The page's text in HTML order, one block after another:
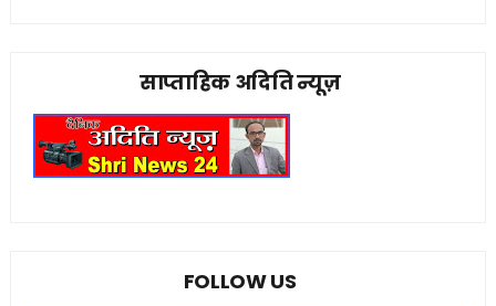
साप्ताहिक अदिति न्यूज़
FOLLOW US